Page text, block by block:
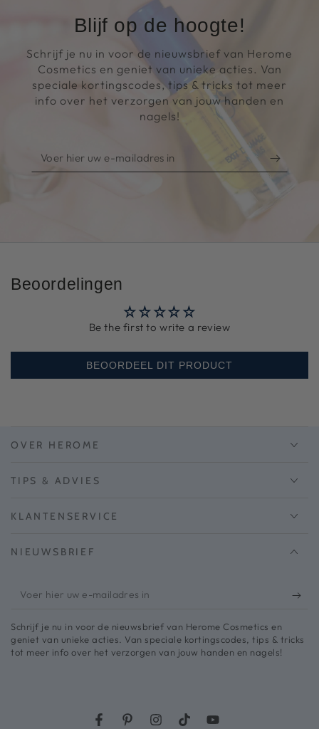
Blijf op de hoogte!
Schrijf je nu in voor de nieuwsbrief van Herome
Cosmetics en geniet van unieke acties. Van
speciale kortingscodes, tips & tricks tot meer
info over het verzorgen van jouw handen en
nagels!
Voer
hier
Beoordelingen
Be the first to write a review
BEOORDEEL DIT PRODUCT
OVER HEROME
TIPS & ADVIES
KLANTENSERVICE
NIEUWSBRIEF
Voer
uw
e-
Schrijf je nu in voor de nieuwsbrief van Herome Cosmetics en
geniet van unieke acties. Van speciale kortingscodes, tips & tricks
tot meer info over het verzorgen van jouw handen en nagels!